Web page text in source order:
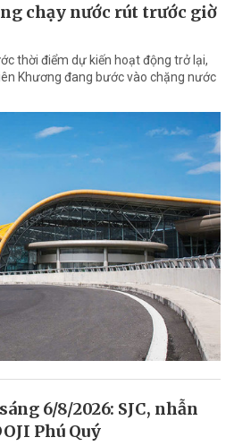
chạy nước rút trước giờ
thời điểm dự kiến hoạt động trở lại,
Khương đang bước vào chặng nước
6/8/2026: SJC, nhẫn
Phú Quý